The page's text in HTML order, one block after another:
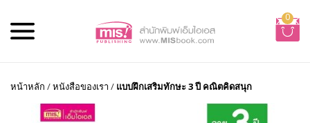
0
หน้าหลัก /หนังสือของเรา / แบบฝึกเสริมทักษะ 3 ปี คณิตคิดสนุก